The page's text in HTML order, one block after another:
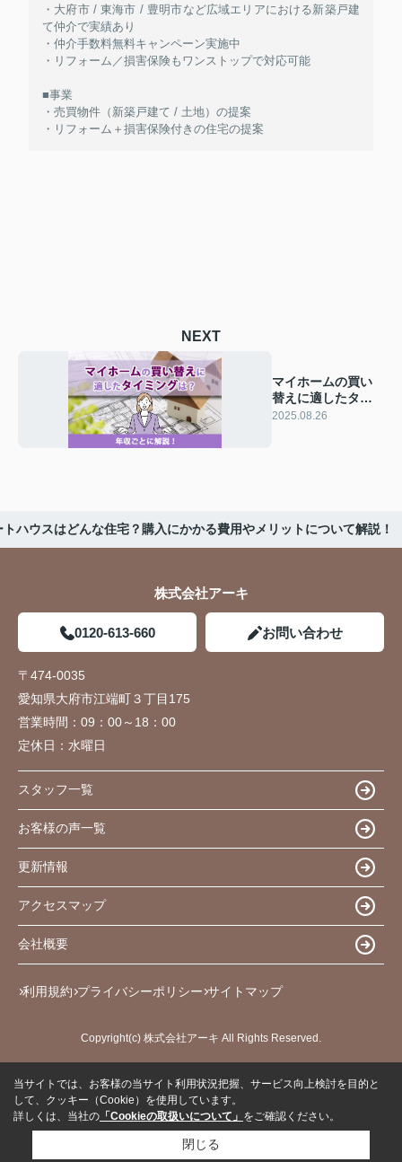
・大府市 / 東海市 / 豊明市など広域エリアにおける新築戸建
て仲介で実績あり
・仲介手数料無料キャンペーン実施中
・リフォーム／損害保険もワンストップで対応可能
■事業
・売買物件（新築戸建て / 土地）の提案
・リフォーム＋損害保険付きの住宅の提案
NEXT
マイホームの買い
替えに適したタイ
ミングは？年収ご
2025.08.26
トハウスはどんな住宅？購入にかかる費用やメリットについて解説！
株式会社アーキ
0120-613-660 お問い合わせ
〒474-0035
愛知県大府市江端町３丁目175
営業時間： 09：00～18：00
定休日： 水曜日
スタッフ一覧
お客様の声一覧
更新情報
アクセスマップ
会社概要
利用規約 プライバシーポリシー サイトマップ
Copyright(c) 株式会社アーキ All Rights Reserved.
当サイトでは、お客様の当サイト利用状況把握、サービス向上検討を目的と
して、クッキー（Cookie）を使用しています。
詳しくは、当社の 「Cookieの取扱いについて」 をご確認ください。
閉じる